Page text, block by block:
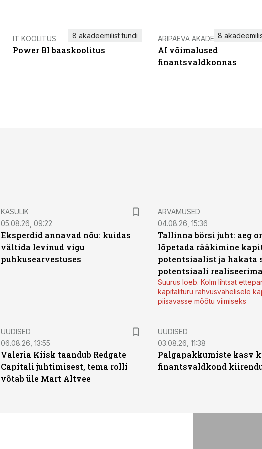
IT KOOLITUS
Power BI baaskoolitus
8 akadeemilist tundi ÄRIPÄEVA AKADEEMIA
AI võimalused
finantsvaldkonnas
8
KASULIK
05.08.26, 09:22
Eksperdid annavad nõu: kuidas
vältida levinud vigu
puhkusearvestuses
ARVAMUSED
04.08.26, 15:36
Tallinna börsi juht: aeg
lõpetada rääkimine
potentsiaalist ja hakata
potentsiaali realiseerima
Suurus loeb. Kolm lihtsat
kapitalituru rahvusvahelisele
piisavasse mõõtu viimiseks
UUDISED
06.08.26, 13:55
Valeria Kiisk taandub Redgate
Capitali juhtimisest, tema rolli
võtab üle Mart Altvee
UUDISED
03.08.26, 11:38
Palgapakkumiste kasv
finantsvaldkond